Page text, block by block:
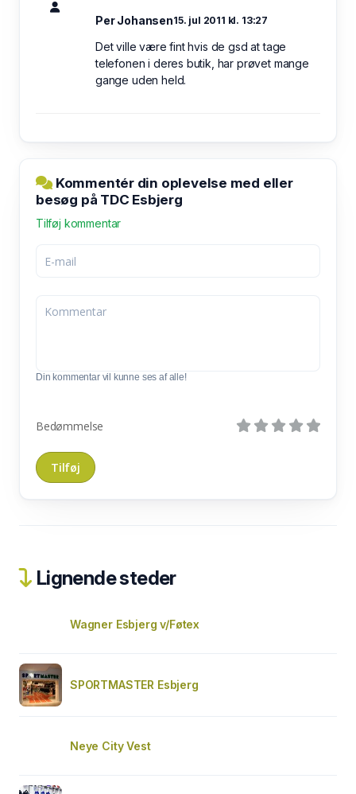
Per Johansen15. jul 2011 kl. 13:27
Det ville være fint hvis de gsd at tage
telefonen i deres butik, har prøvet mange
gange uden held.
Kommentér din oplevelse med eller
besøg på TDC Esbjerg
Tilføj kommentar
Din kommentar vil kunne ses af alle!
Bedømmelse
Lignende steder
Wagner Esbjerg v/Føtex
SPORTMASTER Esbjerg
Neye City Vest